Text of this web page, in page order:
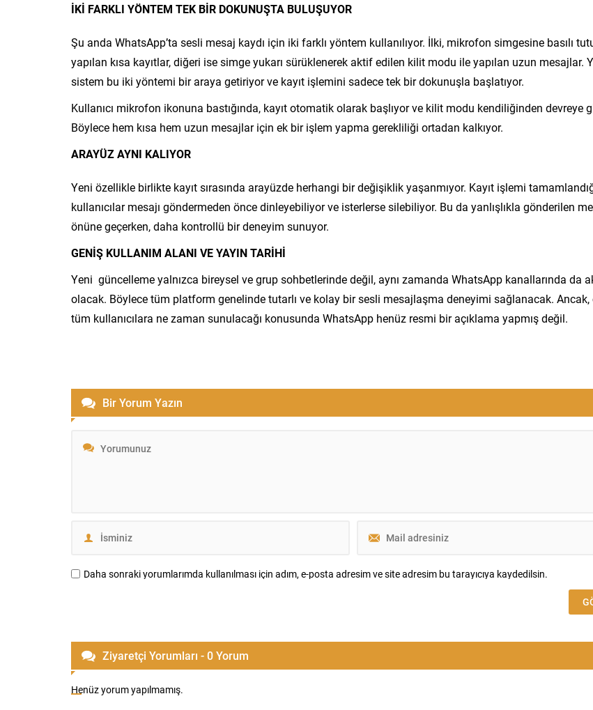
İKİ FARKLI YÖNTEM TEK BİR DOKUNUŞTA BULUŞUYOR
Şu anda WhatsApp’ta sesli mesaj kaydı için iki farklı yöntem kullanılıyor. İlki, mikrofon simgesine basılı
yapılan kısa kayıtlar, diğeri ise simge yukarı sürüklenerek aktif edilen kilit modu ile yapılan uzun mesajlar.
sistem bu iki yöntemi bir araya getiriyor ve kayıt işlemini sadece tek bir dokunuşla başlatıyor.
Kullanıcı mikrofon ikonuna bastığında, kayıt otomatik olarak başlıyor ve kilit modu kendiliğinden devreye
Böylece hem kısa hem uzun mesajlar için ek bir işlem yapma gerekliliği ortadan kalkıyor.
ARAYÜZ AYNI KALIYOR
Yeni özellikle birlikte kayıt sırasında arayüzde herhangi bir değişiklik yaşanmıyor. Kayıt işlemi
kullanıcılar mesajı göndermeden önce dinleyebiliyor ve isterlerse silebiliyor. Bu da yanlışlıkla gönderilen
önüne geçerken, daha kontrollü bir deneyim sunuyor.
GENİŞ KULLANIM ALANI VE YAYIN TARİHİ
Yeni güncelleme yalnızca bireysel ve grup sohbetlerinde değil, aynı zamanda WhatsApp kanallarında da
olacak. Böylece tüm platform genelinde tutarlı ve kolay bir sesli mesajlaşma deneyimi sağlanacak.
tüm kullanıcılara ne zaman sunulacağı konusunda WhatsApp henüz resmi bir açıklama yapmış değil.
Bir Yorum Yazın
Daha sonraki yorumlarımda kullanılması için adım, e-posta adresim ve site adresim bu tarayıcıya kaydedilsin.
Ziyaretçi Yorumları - 0 Yorum
Henüz yorum yapılmamış.